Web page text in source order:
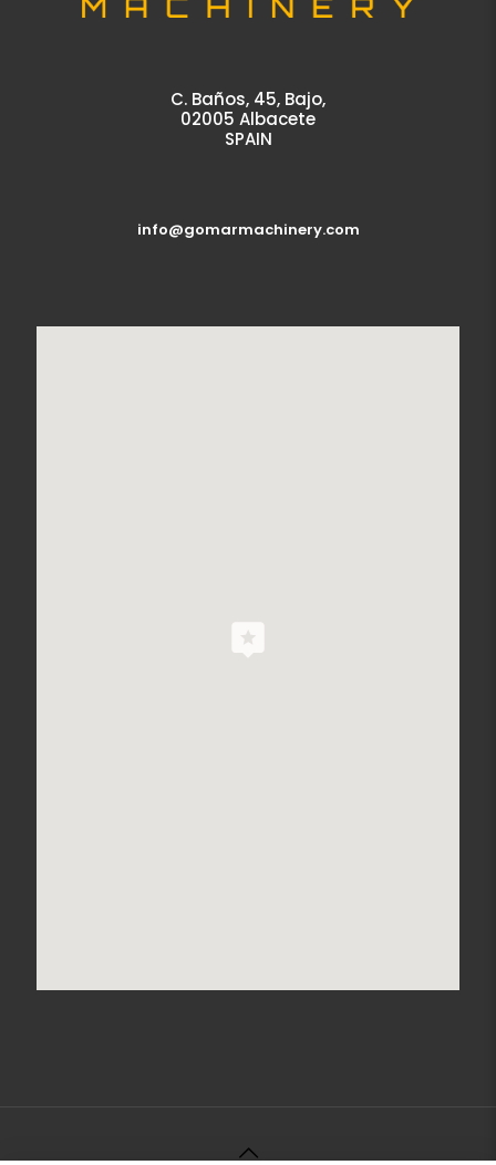
C. Baños, 45, Bajo,
02005 Albacete
SPAIN
info@gomarmachinery.com